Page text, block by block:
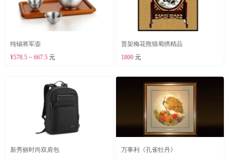
纯锡将军壶
¥578.5 ~ 667.5元
普架梅花熊猫蜀绣精品
1800 元
新秀丽时尚双肩包
万事利《孔雀牡丹》